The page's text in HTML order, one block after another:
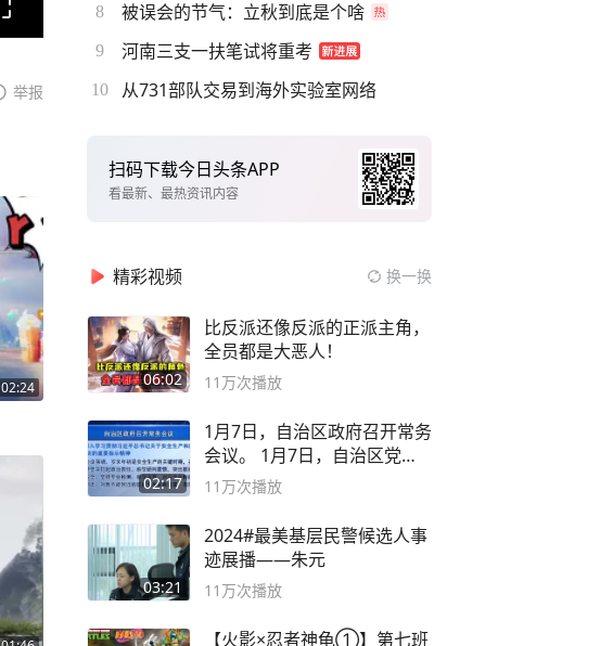
举报
02:24
8 被误会的节气：立秋到底是个啥
9 河南三支一扶笔试将重考
10 从731部队交易到海外实验室网络
扫码下载今日头条APP
看最新、最热资讯内容
精彩视频 换一换
06:02
比反派还像反派的正派主角，
全员都是大恶人！
11万次播放
02:17
1月7日，自治区政府召开常务
会议。 1月7日，自治区党委
副书记
11万次播放
03:21
2024#最美基层民警候选人事
迹展播——朱元
11万次播放
【火影×忍者神龟①】第七班